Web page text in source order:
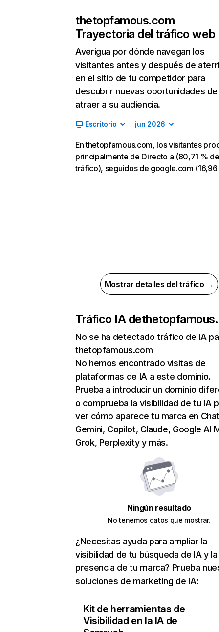
thetopfamous.com
Trayectoria del tráfico web
Averigua por dónde navegan los
visitantes antes y después de
en el sitio de tu competidor para
descubrir nuevas oportunidades de
atraer a su audiencia.
Escritorio jun 2026
En thetopfamous.com, los visitantes
principalmente de Directo a (80,71 % de
tráfico), seguidos de google.com
Mostrar detalles del tráfico →
Tráfico IA de
No se ha detectado tráfico de IA
thetopfamous.com
No hemos encontrado visitas de
plataformas de IA a este dominio.
Prueba a introducir un dominio
o comprueba la visibilidad de tu IA
ver cómo aparece tu marca en
Gemini, Copilot, Claude, Google AI
Grok, Perplexity y más.
Ningún resultado
No tenemos datos que mostrar.
¿Necesitas ayuda para ampliar la
visibilidad de tu búsqueda de IA y la
presencia de tu marca? Prueba
soluciones de marketing de IA:
Kit de herramientas de
Visibilidad en la IA de